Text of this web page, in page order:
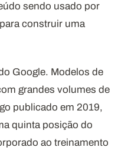
sendo usado por
construir uma
Google. Modelos de
grandes volumes de
publicado em 2019,
quinta posição do
ao treinamento